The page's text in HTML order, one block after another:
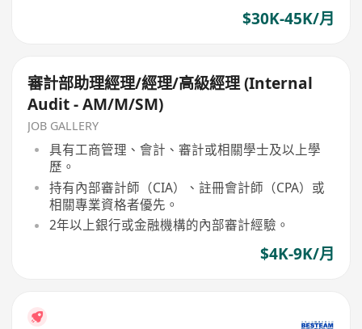
$30K-45K/月
審計部助理經理/經理/高級經理 (Internal
Audit - AM/M/SM)
JOB GALLERY
具有工商管理、會計、審計或相關學士及以上學
歷。
持有內部審計師（CIA）、註冊會計師（CPA）或
相關專業資格者優先。
2年以上銀行或金融機構的內部審計經驗。
$4K-9K/月